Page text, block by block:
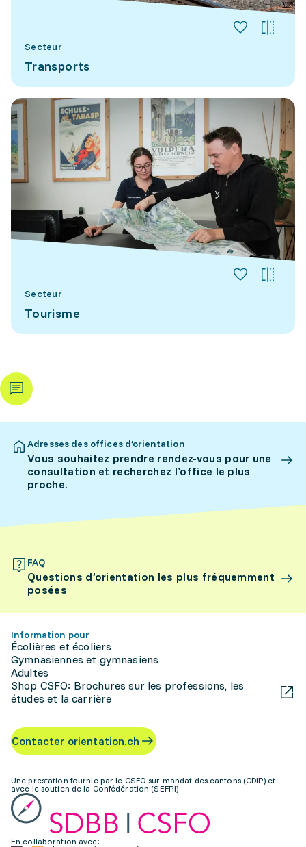
Secteur
Transports
Secteur
Tourisme
Adresses des offices d’orientation
Vous souhaitez prendre rendez-vous pour une
consultation et recherchez l’office le plus
proche.
FAQ
Questions d’orientation les plus fréquemment
posées
Information pour
Écolières et écoliers
Gymnasiennes et gymnasiens
Adultes
Shop CSFO: Brochures sur les professions, les
études et la carrière
Contacter orientation.ch
Une prestation fournie par le CSFO sur mandat des cantons (CDIP) et
avec le soutien de la Confédération (SEFRI)
En collaboration avec: